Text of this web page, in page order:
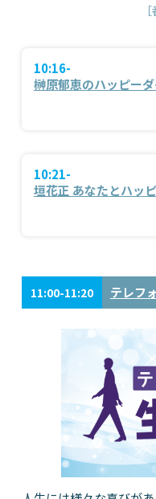
10:16-
榊原郁恵のハッピー
10:21-
垣花正 あなたとハッ
11:00-11:20 テレフ